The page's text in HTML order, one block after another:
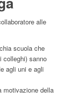
alle
scuola che
colleghi) sanno
agli uni e agli
motivazione della